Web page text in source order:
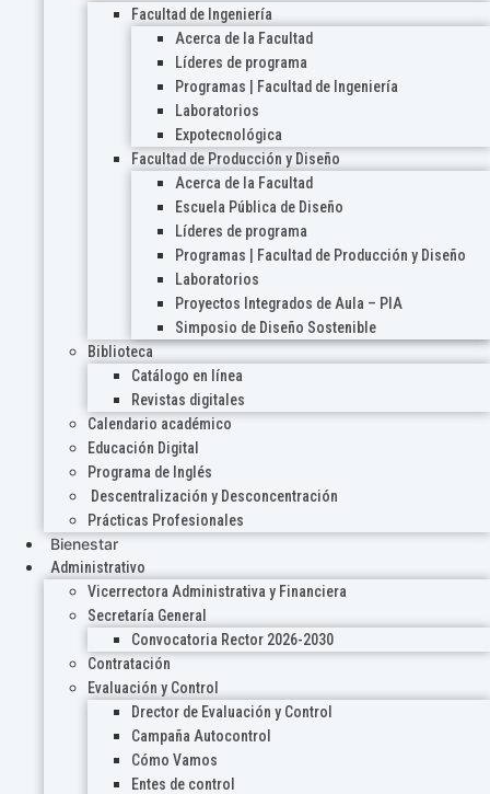
Facultad de Ingeniería
Acerca de la Facultad
Líderes de programa
Programas | Facultad de Ingeniería
Laboratorios
Expotecnológica
Facultad de Producción y Diseño
Acerca de la Facultad
Escuela Pública de Diseño
Líderes de programa
Programas | Facultad de Producción y Diseño
Laboratorios
Proyectos Integrados de Aula – PIA
Simposio de Diseño Sostenible
Biblioteca
Catálogo en línea
Revistas digitales
Calendario académico
Educación Digital
Programa de Inglés
Descentralización y Desconcentración
Prácticas Profesionales
Bienestar
Administrativo
Vicerrectora Administrativa y Financiera
Secretaría General
Convocatoria Rector 2026-2030
Contratación
Evaluación y Control
Drector de Evaluación y Control
Campaña Autocontrol
Cómo Vamos
Entes de control